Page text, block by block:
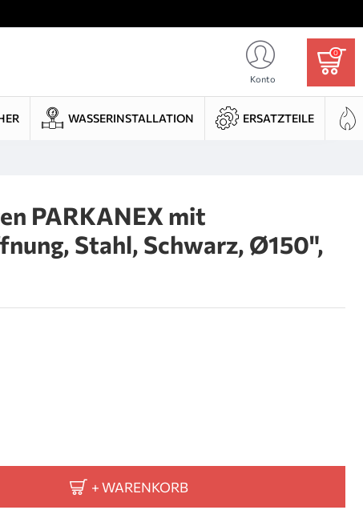
Konto
0
WASSERINSTALLATION ERSATZTEILE
PARKANEX mit
Stahl, Schwarz, Ø150",
+ WARENKORB